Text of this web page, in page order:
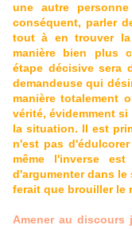
une autre
conséquent, parler
tout à en trouver
manière bien plus
étape décisive sera
demandeuse qui
manière totalement
vérité, évidemment
la situation. Il est
n'est pas
même l'inverse
d'argumenter dans
ferait que brouiller le
Amener au